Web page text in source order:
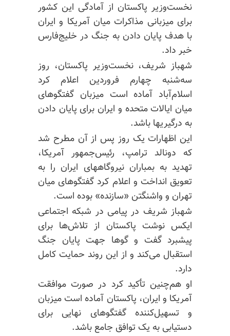
نخست‌وزیر پاکستان از آمادگی این کشور
برای میزبانی مذاکرات میان آمریکا و ایران
با هدف پایان دادن به جنگ در خلیج‌فارس
خبر داد.
شهباز شریف، نخست‌وزیر پاکستان، روز
سه‌شنبه چهارم فروردین اعلام کرد
اسلام‌آباد آماده است میزبان گفتگوهای
میان ایالات متحده و ایران برای پایان دادن
به درگیریها باشد.
این اظهارات یک روز پس از آن مطرح شد
که دونالد ترامپ، رئیس‌جمهور آمریکا،
تهدید به بمباران نیروگاههای ایران را به
تعویق انداخت و اعلام کرد گفتگوهای میان
تهران و واشنگتن «سازنده» بوده است.
شهباز شریف در پیامی در شبکه اجتماعی
ایکس نوشت پاکستان از تلاش‌ها برای
پیشبرد گفت و گوها جهت پایان جنگ
استقبال می‌کند و از این روند حمایت کامل
دارد.
او هم‌چنین تأکید کرد در صورت موافقت
آمریکا و ایران، پاکستان آماده است میزبان
و تسهیل‌کننده گفتگوهای نهایی برای
دستیابی به یک توافق جامع باشد.